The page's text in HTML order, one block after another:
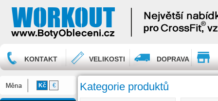
KONTAKT VELIKOSTI DOPRAVA
Kč € Kategorie produktů